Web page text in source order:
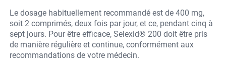
Le dosage habituellement recommandé est de 400 mg,
soit 2 comprimés, deux fois par jour, et ce, pendant cinq à
sept jours. Pour être efficace, Selexid® 200 doit être pris
de manière régulière et continue, conformément aux
recommandations de votre médecin.